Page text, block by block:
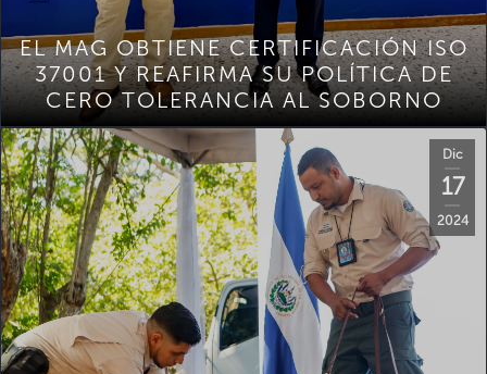
EL MAG OBTIENE CERTIFICACIÓN ISO
37001 Y REAFIRMA SU POLÍTICA DE
CERO TOLERANCIA AL SOBORNO
Dic
17
2024